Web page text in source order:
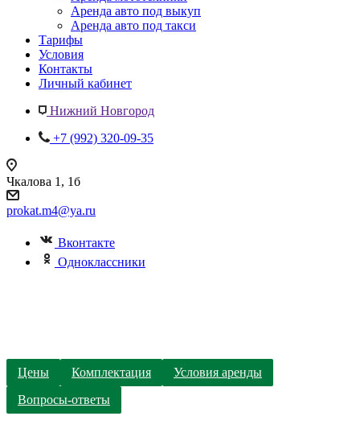
Аренда авто под выкуп
Аренда авто под такси
Тарифы
Условия
Контакты
Личный кабинет
Нижний Новгород
+7 (992) 320-09-35
Чкалова 1, 1б
prokat.m4@ya.ru
Вконтакте
Одноклассники
Цены Комплектация
Условия аренды
Вопросы-ответы